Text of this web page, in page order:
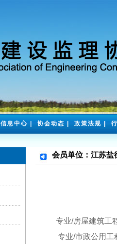
信息中心 协会动态 政策法规
会员单位：江苏盐
专业/房屋建筑工
专业/市政公用工